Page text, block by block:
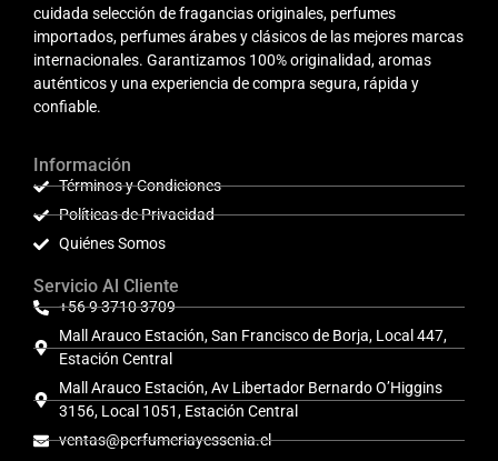
cuidada selección de fragancias originales, perfumes
importados, perfumes árabes y clásicos de las mejores marcas
internacionales. Garantizamos 100% originalidad, aromas
auténticos y una experiencia de compra segura, rápida y
confiable.
Información
Términos y Condiciones
Políticas de Privacidad
Quiénes Somos
Servicio Al Cliente
+56 9 3710 3709
Mall Arauco Estación, San Francisco de Borja, Local 447,
Estación Central
Mall Arauco Estación, Av Libertador Bernardo O’Higgins
3156, Local 1051, Estación Central
ventas@perfumeriayessenia.cl